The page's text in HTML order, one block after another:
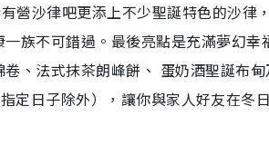
營沙律吧更添上不少聖誕特色的沙律
族不可錯過。最後亮點是充滿夢幻幸
、法式抹茶朗峰餅、 蛋奶酒聖誕布
定日子除外），讓你與家人好友在冬